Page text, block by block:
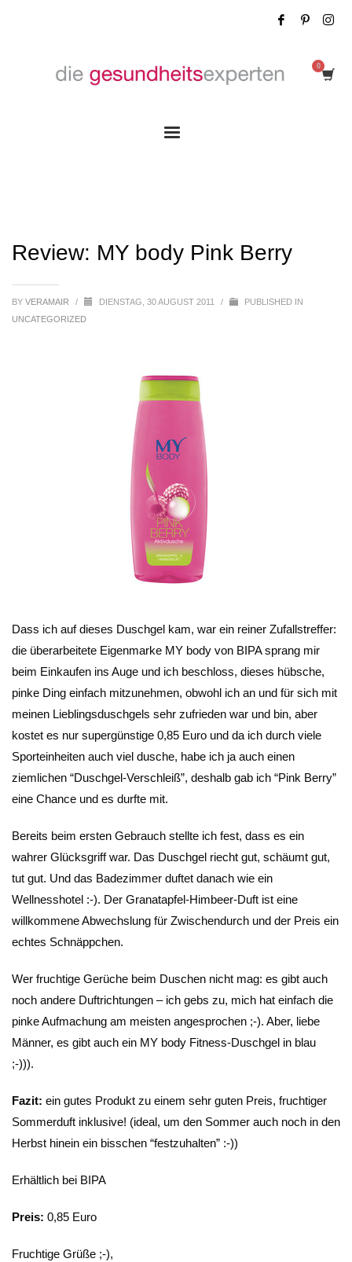
Review: MY body Pink Berry
BY VERAMAIR / DIENSTAG, 30 AUGUST 2011 /
PUBLISHED IN
UNCATEGORIZED
Dass ich auf dieses Duschgel kam, war ein reiner Zufallstreffer:
die überarbeitete Eigenmarke MY body von BIPA sprang mir
beim Einkaufen ins Auge und ich beschloss, dieses hübsche,
pinke Ding einfach mitzunehmen, obwohl ich an und für sich mit
meinen Lieblingsduschgels sehr zufrieden war und bin, aber
kostet es nur supergünstige 0,85 Euro und da ich durch viele
Sporteinheiten auch viel dusche, habe ich ja auch einen
ziemlichen “Duschgel-Verschleiß”, deshalb gab ich “Pink Berry”
eine Chance und es durfte mit.
Bereits beim ersten Gebrauch stellte ich fest, dass es ein
wahrer Glücksgriff war. Das Duschgel riecht gut, schäumt gut,
tut gut. Und das Badezimmer duftet danach wie ein
Wellnesshotel :-). Der Granatapfel-Himbeer-Duft ist eine
willkommene Abwechslung für Zwischendurch und der Preis ein
echtes Schnäppchen.
Wer fruchtige Gerüche beim Duschen nicht mag: es gibt auch
noch andere Duftrichtungen – ich gebs zu, mich hat einfach die
pinke Aufmachung am meisten angesprochen ;-). Aber, liebe
Männer, es gibt auch ein MY body Fitness-Duschgel in blau
;-))).
Fazit: ein gutes Produkt zu einem sehr guten Preis, fruchtiger
Sommerduft inklusive! (ideal, um den Sommer auch noch in den
Herbst hinein ein bisschen “festzuhalten” :-))
Erhältlich bei BIPA
Preis: 0,85 Euro
Fruchtige Grüße ;-),